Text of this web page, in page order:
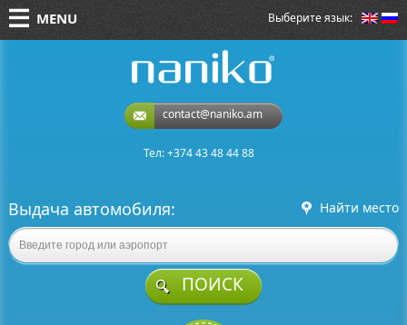
Выберите язык:
MENU
contact@naniko.am
Тел: +374 43 48 44 88
Выдача автомобиля: Найти место
ПОИСК